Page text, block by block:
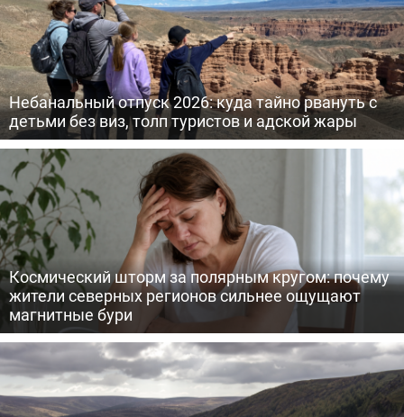
Небанальный отпуск 2026: куда тайно рвануть с
детьми без виз, толп туристов и адской жары
Космический шторм за полярным кругом: почему
жители северных регионов сильнее ощущают
магнитные бури